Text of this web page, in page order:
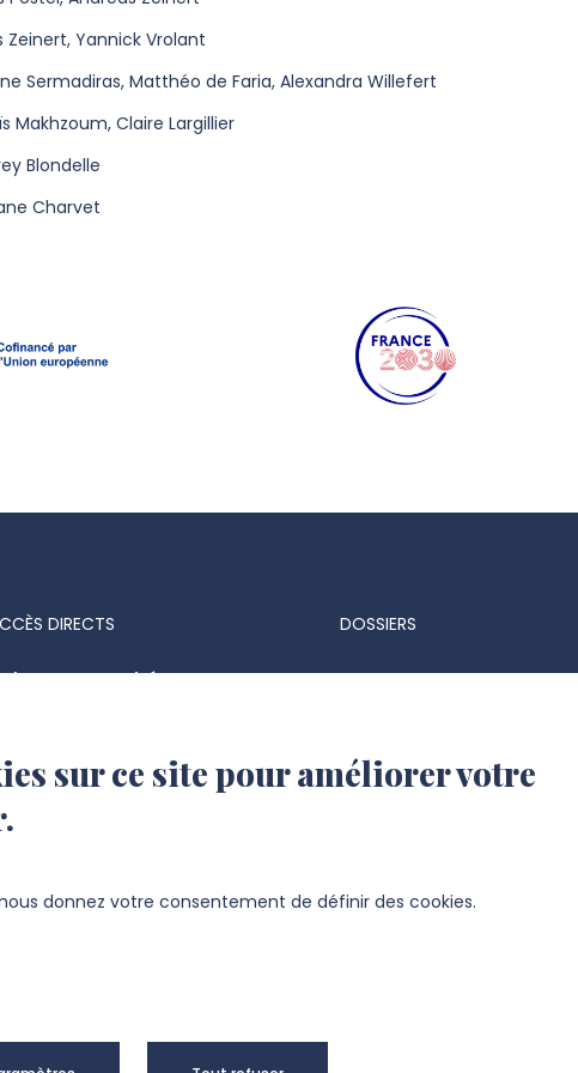
Yannick Vrolant
Sermadiras, Matthéo de Faria, Alexandra Willefert
Makhzoum, Claire Largillier
Blondelle
Charvet
DIRECTS
& marchés
d'identité UPJV
d'emploi
DOSSIERS
Espace Presse
de Picardie Jules Verne -
sur ce site pour améliorer votre
donnez votre consentement de définir des cookies.